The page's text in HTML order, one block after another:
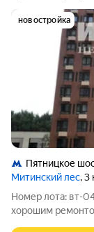
новостройка
Пятницкое
Митинский лес, 3
Номер лота: вт-
хорошим